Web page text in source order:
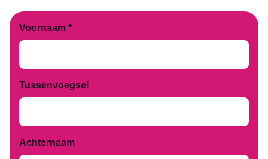
Assen
Emmen
Voornaam *
Tussenvoegsel
Achternaam